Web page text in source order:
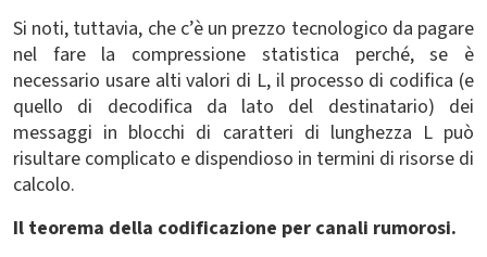
Si noti, tuttavia, che c’è un prezzo tecnologico da pagare
nel fare la compressione statistica perché, se è
necessario usare alti valori di L, il processo di codifica (e
quello di decodifica da lato del destinatario) dei
messaggi in blocchi di caratteri di lunghezza L può
risultare complicato e dispendioso in termini di risorse di
calcolo.
Il teorema della codificazione per canali rumorosi.